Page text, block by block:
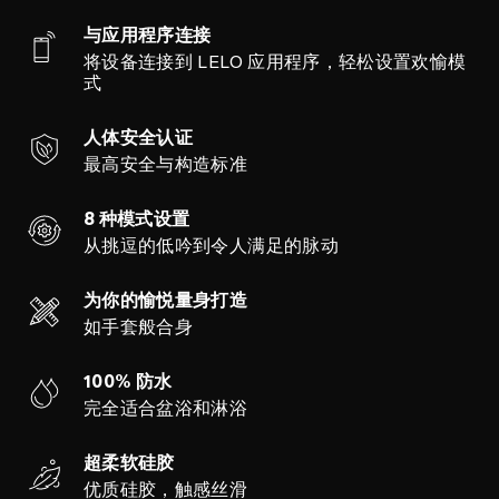
与应用程序连接
将设备连接到 LELO 应用程序，轻松设置欢愉模
式
人体安全认证
最高安全与构造标准
8 种模式设置
从挑逗的低吟到令人满足的脉动
为你的愉悦量身打造
如手套般合身
100% 防水
完全适合盆浴和淋浴
超柔软硅胶
优质硅胶，触感丝滑